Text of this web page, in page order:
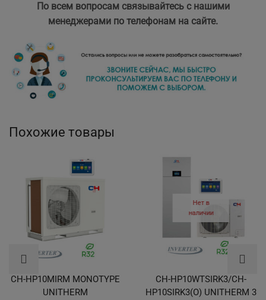
По всем вопросам связывайтесь с нашими
менеджерами по телефонам на сайте.
Похожие товары
CH-HP10MIRM MONOTYPE
UNITHERM
Нет в
наличии
CH-HP10WTSIRK3/CH-
HP10SIRK3(O) UNITHERM 3